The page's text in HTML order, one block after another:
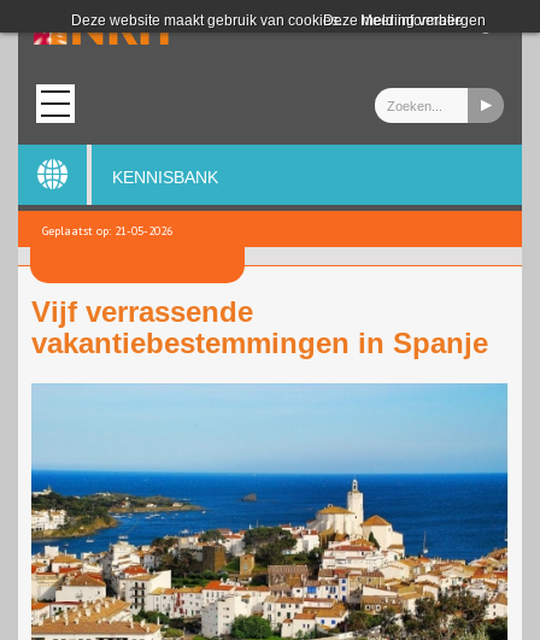
Deze website maakt gebruik van cookies. Meer informatie
Deze melding verbergen
Login
KENNISBANK
Geplaatst op: 21-05-2026
Vijf verrassende
vakantiebestemmingen in Spanje